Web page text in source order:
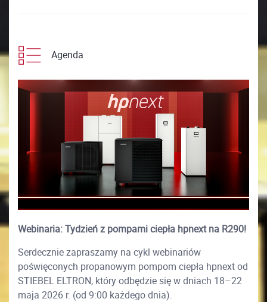
Agenda
Webinaria: Tydzień z pompami ciepła hpnext na R290!
Serdecznie zapraszamy na cykl webinariów
poświęconych propanowym pompom ciepła hpnext od
STIEBEL ELTRON, który odbędzie się w dniach 18–22
maja 2026 r. (od 9:00 każdego dnia).